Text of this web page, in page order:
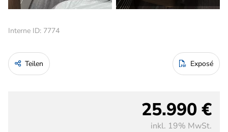
Interne ID: 7774
Teilen Exposé
25.990 €
inkl. 19% MwSt.